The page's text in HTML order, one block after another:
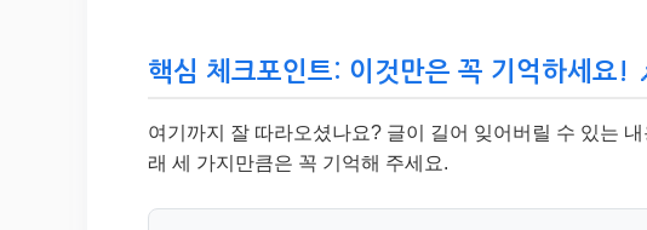
핵심 체크포인트: 이것만은 꼭 기억하세요!
여기까지 잘 따라오셨나요? 글이 길어 잊어버릴 수 있는
래 세 가지만큼은 꼭 기억해 주세요.